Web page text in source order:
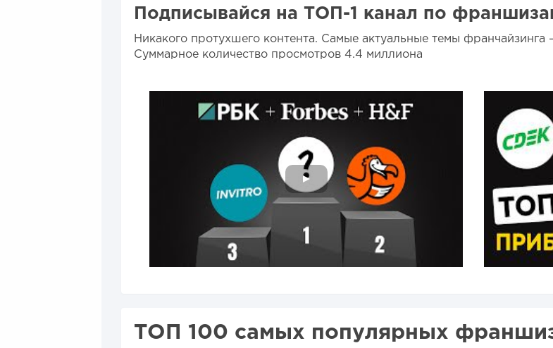
Подписывайся на ТОП-1 канал по
Никакого протухшего контента. Самые актуальные темы франчайзинга
Суммарное количество просмотров 4.4 миллиона
ТОП 100 самых популярных